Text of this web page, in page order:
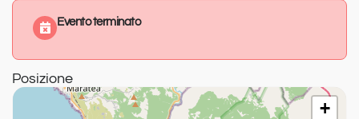
Evento terminato
Posizione
+